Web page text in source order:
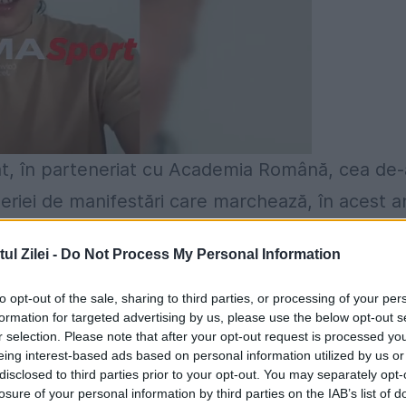
Zilei - Do Not Process My Personal Information
opt-out of the sale, sharing to third parties, or processing of your
for targeted advertising by us, please use the below opt-out
selection. Please note that after your opt-out request is processed
interest-based ads based on personal information utilized by us
to third parties prior to your opt-out. You may separately
of your personal information by third parties on the IAB’s list of
în parteneriat cu Academia Română, cea
de manifestări care marchează, în acest
la Ateneul Român, au participat
continentele, alături de personalităţi din
diplomatic şi politic din România. Conform
10.000 euro fiecare, pentru fiecare dintre